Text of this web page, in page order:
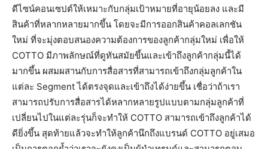
ดีไซน์คอนเซปต์ให้เหมาะกับกลุ่มเป้าหมายที่อายุน้อยลง และมี
สินค้าที่หลากหลายมากขึ้น โดยจะมีการออกสินค้าคอลเลกชัน
ใหม่ ที่จะมุ่งตอบสนองความต้องการของลูกค้ากลุ่มใหม่ เพื่อให้
COTTO มีภาพลักษณ์ที่ดูทันสมัยขึ้นและเข้าถึงลูกค้ากลุ่มนี้ได้
มากขึ้น ผสมผสานกับการสื่อสารที่สามารถเข้าถึงกลุ่มลูกค้าใน
แต่ละ Segment ได้ตรงจุดและเข้าถึงได้ง่ายขึ้น เชื่อว่าถ้าเรา
สามารถปรับการสื่อสารได้หลากหลายรูปแบบตามกลุ่มลูกค้าที่
เปลี่ยนไปในแต่ละรุ่นก็จะทำให้ COTTO สามารถเข้าถึงลูกค้าได้
ดียิ่งขึ้น สุดท้ายแล้วจะทำให้ลูกค้านึกถึงแบรนด์ COTTO อยู่เสมอ